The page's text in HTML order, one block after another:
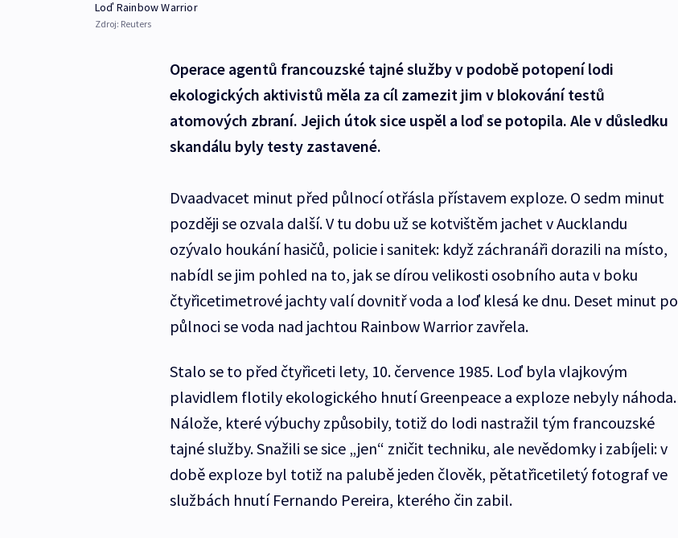
Loď Rainbow Warrior
Zdroj: Reuters
Operace agentů francouzské tajné služby v podobě potopení lodi
ekologických aktivistů měla za cíl zamezit jim v blokování testů
atomových zbraní. Jejich útok sice uspěl a loď se potopila. Ale v důsledku
skandálu byly testy zastavené.
Dvaadvacet minut před půlnocí otřásla přístavem exploze. O sedm minut
později se ozvala další. V tu dobu už se kotvištěm jachet v Aucklandu
ozývalo houkání hasičů, policie i sanitek: když záchranáři dorazili na místo,
nabídl se jim pohled na to, jak se dírou velikosti osobního auta v boku
čtyřicetimetrové jachty valí dovnitř voda a loď klesá ke dnu. Deset minut po
půlnoci se voda nad jachtou Rainbow Warrior zavřela.
Stalo se to před čtyřiceti lety, 10. července 1985. Loď byla vlajkovým
plavidlem flotily ekologického hnutí Greenpeace a exploze nebyly náhoda.
Nálože, které výbuchy způsobily, totiž do lodi nastražil tým francouzské
tajné služby. Snažili se sice „jen“ zničit techniku, ale nevědomky i zabíjeli: v
době exploze byl totiž na palubě jeden člověk, pětatřicetiletý fotograf ve
službách hnutí Fernando Pereira, kterého čin zabil.